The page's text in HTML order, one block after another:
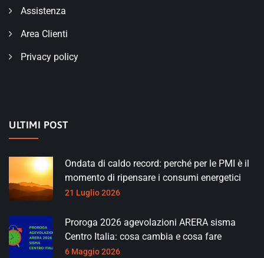
Assistenza
Area Clienti
Privacy policy
ULTIMI POST
Ondata di caldo record: perché per le PMI è il
momento di ripensare i consumi energetici
21 Luglio 2026
Proroga 2026 agevolazioni ARERA sisma
Centro Italia: cosa cambia e cosa fare
6 Maggio 2026